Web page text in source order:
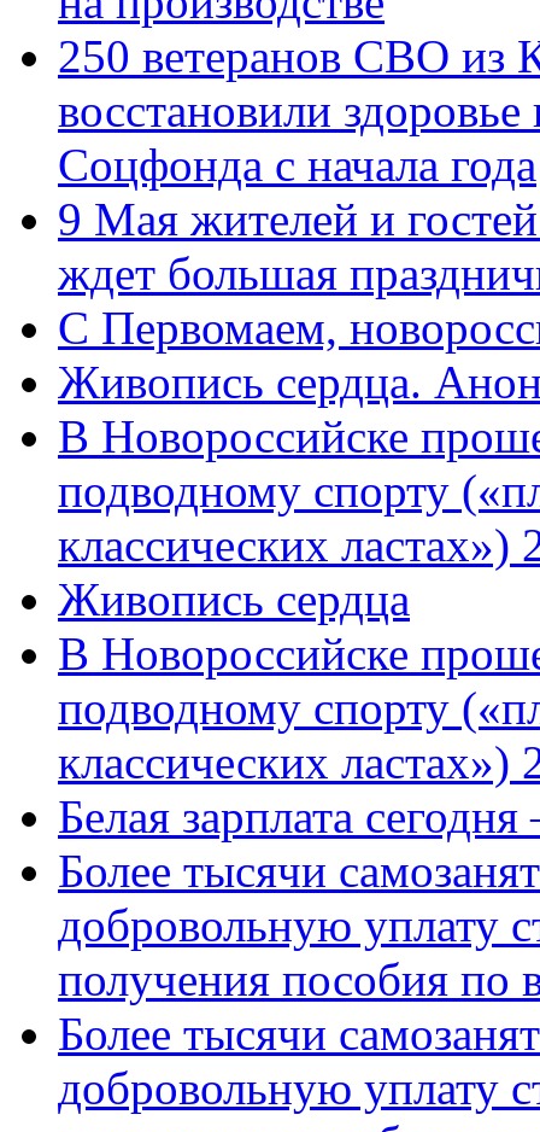
250 ветеранов СВО из
восстановили
Соцфонда с начала года
9 Мая жителей и
ждет большая
C Первомаем,
Живопись сердца.
В Новороссийске
подводному спорту
классических
Живопись сердца
В Новороссийске
подводному спорту
классических ластах»)
Белая зарплата
Более тысячи
добровольную уплату
получения пособия по
Более тысячи
добровольную уплату